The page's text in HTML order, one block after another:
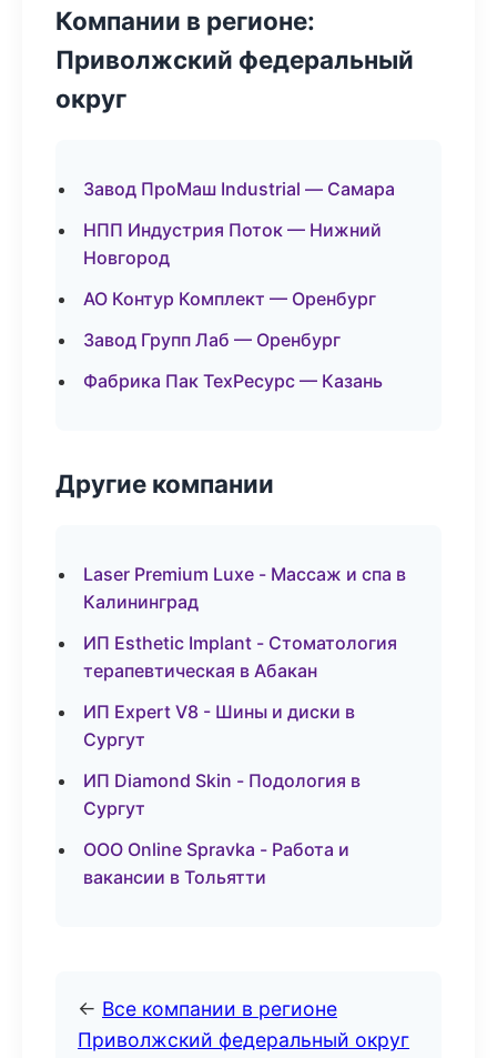
Компании в регионе:
Приволжский федеральный
округ
Завод ПроМаш Industrial — Самара
НПП Индустрия Поток — Нижний
Новгород
АО Контур Комплект — Оренбург
Завод Групп Лаб — Оренбург
Фабрика Пак ТехРесурс — Казань
Другие компании
Laser Premium Luxe - Массаж и спа в
Калининград
ИП Esthetic Implant - Стоматология
терапевтическая в Абакан
ИП Expert V8 - Шины и диски в
Сургут
ИП Diamond Skin - Подология в
Сургут
ООО Online Spravka - Работа и
вакансии в Тольятти
← Все компании в регионе
Приволжский федеральный округ